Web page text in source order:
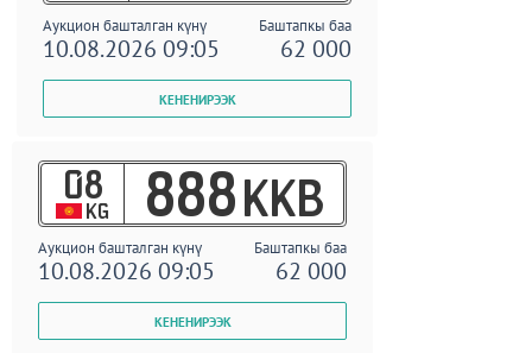
Аукцион башталган күнү Баштапкы баа
10.08.2026 09:05 62 000
08
KG 888 KKB
Аукцион башталган күнү Баштапкы баа
10.08.2026 09:05 62 000